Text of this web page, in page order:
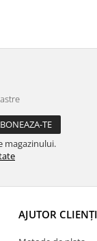
magazinului.
AJUTOR CLIENȚI